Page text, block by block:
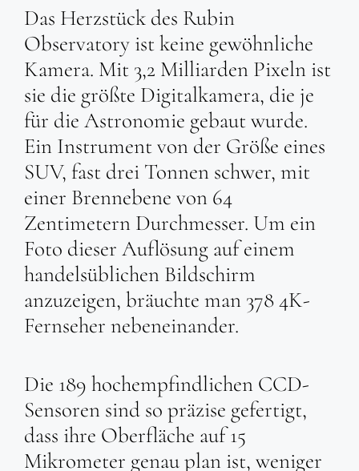
Das Herzstück des Rubin
Observatory ist keine gewöhnliche
Kamera. Mit 3,2 Milliarden Pixeln ist
sie die größte Digitalkamera, die je
für die Astronomie gebaut wurde.
Ein Instrument von der Größe eines
SUV, fast drei Tonnen schwer, mit
einer Brennebene von 64
Zentimetern Durchmesser. Um ein
Foto dieser Auflösung auf einem
handelsüblichen Bildschirm
anzuzeigen, bräuchte man 378 4K-
Fernseher nebeneinander.
Die 189 hochempfindlichen CCD-
Sensoren sind so präzise gefertigt,
dass ihre Oberfläche auf 15
Mikrometer genau plan ist, weniger